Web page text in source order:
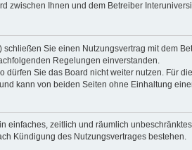
zwischen Ihnen und dem Betreiber
schließen Sie einen Nutzungsvertrag mit dem
Regelungen einverstanden.
Sie das Board nicht weiter nutzen. Für
kann von beiden Seiten ohne Einhaltung
einfaches, zeitlich und räumlich
Kündigung des Nutzungsvertrages bestehen.